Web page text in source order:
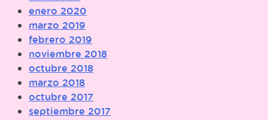
enero 2020
marzo 2019
febrero 2019
noviembre 2018
octubre 2018
marzo 2018
octubre 2017
septiembre 2017